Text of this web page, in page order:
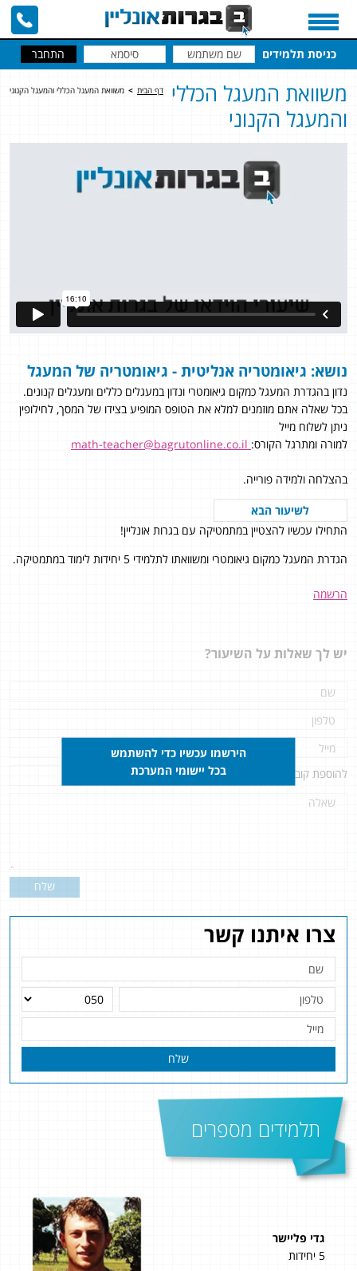
כניסת תלמידים
צרו איתנו קשר
שלח
תלמידים מספרים
גדי פליישר
5 יחידות
דף הבית > משוואת המעגל הכללי והמעגל הקנוני
משוואת המעגל הכללי
והמעגל הקנוני
נושא: גיאומטריה אנליטית - גיאומטריה של המעגל
נדון בהגדרת המעגל כמקום גיאומטרי ונדון במעגלים כללים ומעגלים קנונים.
בכל שאלה אתם מוזמנים למלא את הטופס המופיע בצידו של המסך, לחילופין
ניתן לשלוח מייל
למורה ומתרגל הקורס:
בהצלחה ולמידה פורייה.
לשיעור הבא
התחילו עכשיו להצטיין במתמטיקה עם בגרות אונליין!
הגדרת המעגל כמקום גיאומטרי ומשוואתו לתלמידי 5 יחידות לימוד במתמטיקה.
הרשמה
יש לך שאלות על השיעור?
להוספת קובץ
שלח
הירשמו עכשיו כדי להשתמש
בכל יישומי המערכת